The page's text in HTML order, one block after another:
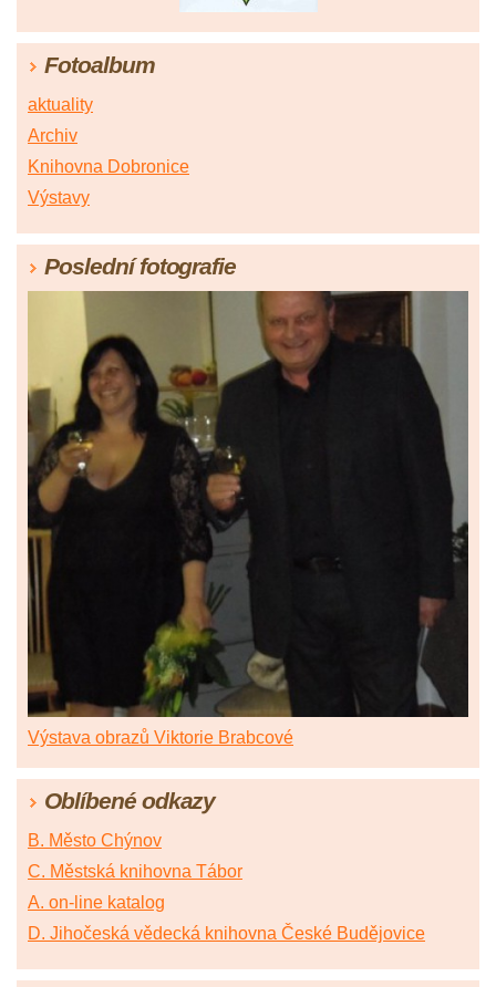
Fotoalbum
aktuality
Archiv
Knihovna Dobronice
Výstavy
Poslední fotografie
Výstava obrazů Viktorie Brabcové
Oblíbené odkazy
B. Město Chýnov
C. Městská knihovna Tábor
A. on-line katalog
D. Jihočeská vědecká knihovna České Budějovice